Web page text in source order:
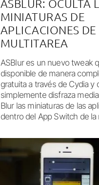
ASBLUR: OCULTA
MINIATURAS DE
APLICACIONES
MULTITAREA
ASBlur es un nuevo tweak
disponible de manera
gratuita a través de Cydia y
simplemente disfraza
Blur las miniaturas de las
dentro del App Switch de la